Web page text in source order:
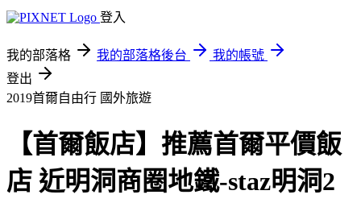
登入
我的部落格 我的部落格後台
我的帳號
登出
2019首爾自由行 國外旅遊
【首爾飯店】推薦首爾平價飯
店 近明洞商圈地鐵-staz明洞2